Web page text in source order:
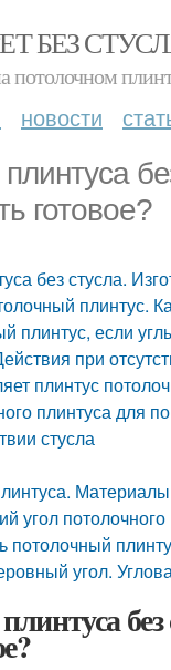
БЕЗ
потолочном
новости
готовое?
без стусла.
плинтус.
плинтус, если
при
плинтус
плинтуса для
стусла
угол
потолочный
угол.